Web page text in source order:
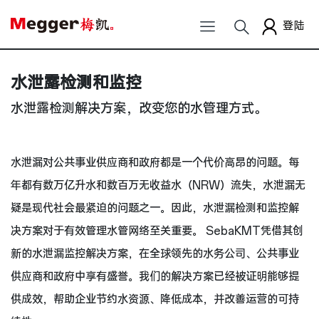
登陆
水泄露检测和监控
水泄露检测解决方案，改变您的水管理方式。
水泄漏对公共事业供应商和政府都是一个代价高昂的问题。每
年都有数万亿升水和数百万无收益水（NRW）流失，水泄漏无
疑是现代社会最紧迫的问题之一。因此，水泄漏检测和监控解
决方案对于有效管理水管网络至关重要。 SebaKMT凭借其创
新的水泄漏监控解决方案，在全球领先的水务公司、公共事业
供应商和政府中享有盛誉。我们的解决方案已经被证明能够提
供成效，帮助企业节约水资源、降低成本，并改善运营的可持